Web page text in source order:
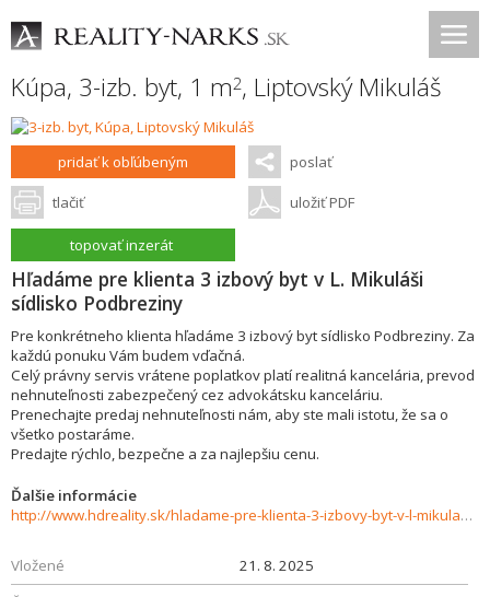
Kúpa, 3-izb. byt, 1 m2, Liptovský Mikuláš
pridať k obľúbeným poslať
tlačiť uložiť PDF
topovať inzerát
Hľadáme pre klienta 3 izbový byt v L. Mikuláši
sídlisko Podbreziny
Pre konkrétneho klienta hľadáme 3 izbový byt sídlisko Podbreziny. Za
každú ponuku Vám budem vďačná.
Celý právny servis vrátene poplatkov platí realitná kancelária, prevod
nehnuteľnosti zabezpečený cez advokátsku kanceláriu.
Prenechajte predaj nehnuteľnosti nám, aby ste mali istotu, že sa o
všetko postaráme.
Predajte rýchlo, bezpečne a za najlepšiu cenu.
Ďalšie informácie
http://www.hdreality.sk/hladame-pre-klienta-3-izbovy-byt-v-l-mikulasi-sidlisko-podbreziny-926219
Vložené
21. 8. 2025